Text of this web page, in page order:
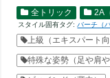
全トリック 2A
スタイル固有タグ: バーチ（
上級（エキスパート向
特殊な姿勢（足や肩